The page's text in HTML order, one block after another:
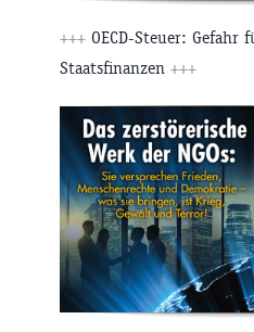
+++ OECD-Steuer: Gefahr
Staatsfinanzen +++